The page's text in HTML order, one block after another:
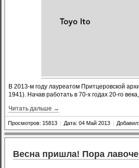
В 2013-м году лауреатом Притцеровской
1941). Начав работать в 70-х годах 20-го
Читать дальше →
Просмотров: 15813 | Дата: 04 Май 2013 | Добавил:
Весна пришла! Пора